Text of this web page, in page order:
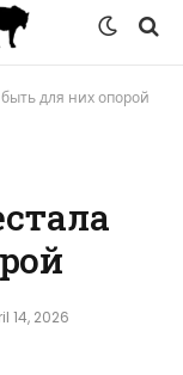
для них опорой
14, 2026